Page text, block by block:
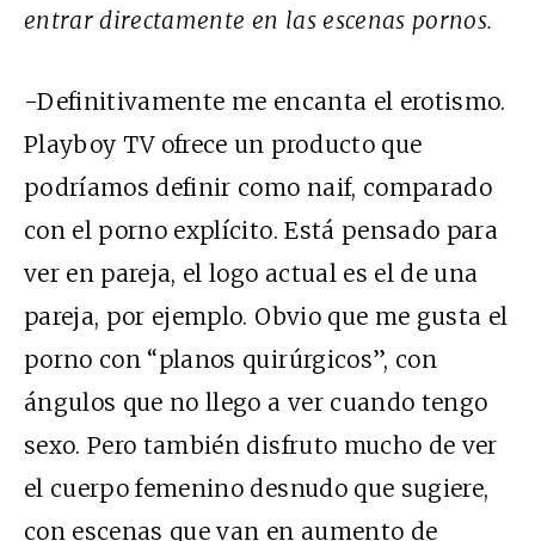
entrar directamente en las escenas pornos.
-Definitivamente me encanta el erotismo.
Playboy TV ofrece un producto que
podríamos definir como naif, comparado
con el porno explícito. Está pensado para
ver en pareja, el logo actual es el de una
pareja, por ejemplo. Obvio que me gusta el
porno con “planos quirúrgicos”, con
ángulos que no llego a ver cuando tengo
sexo. Pero también disfruto mucho de ver
el cuerpo femenino desnudo que sugiere,
con escenas que van en aumento de